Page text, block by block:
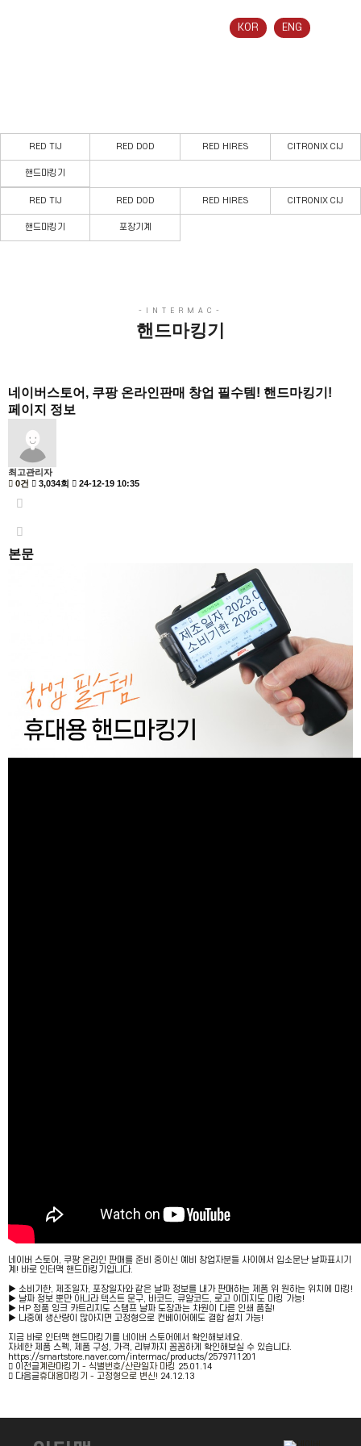
KOR ENG
RED TIJ RED DOD RED HIRES CITRONIX CIJ
핸드마킹기
RED TIJ RED DOD RED HIRES CITRONIX CIJ
핸드마킹기 포장기계
핸드마킹기
네이버스토어, 쿠팡 온라인판매 창업 필수템! 핸드마킹기!
페이지 정보
최고관리자
0건
3,034회 24-12-19 10:35
본문
네이버 스토어, 쿠팡 온라인 판매를 준비 중이신 예비 창업자분들 사이에서 입소문난 날짜표시기
계! 바로 인터맥 핸드마킹기입니다.
▶ 소비기한, 제조일자, 포장일자와 같은 날짜 정보를 내가 판매하는 제품 위 원하는 위치에 마킹!
▶ 날짜 정보 뿐만 아니라 텍스트 문구, 바코드, 큐알코드, 로고 이미지도 마킹 가능!
▶ HP 정품 잉크 카트리지도 스탬프 날짜 도장과는 차원이 다른 인쇄 품질!
▶ 나중에 생산량이 많아지면 고정형으로 컨베이어에도 결합 설치 가능!
지금 바로 인터맥 핸드마킹기를 네이버 스토어에서 확인해보세요.
자세한 제품 스펙, 제품 구성, 가격, 리뷰까지 꼼꼼하게 확인해보실 수 있습니다.
https://smartstore.naver.com/intermac/products/2579711201
이전글계란마킹기 - 식별번호/산란일자 마킹 25.01.14
다음글휴대용마킹기 - 고정형으로 변신! 24.12.13